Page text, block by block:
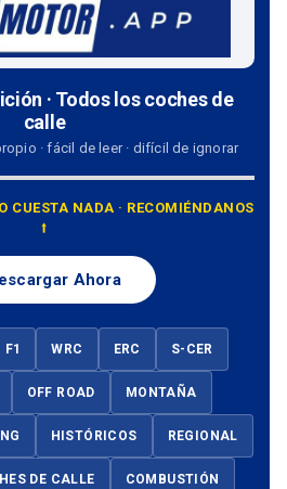
· Todos los coches de
calle
· fácil de leer · difícil de ignorar
CUESTA NADA · RECOMIÉNDANOS
⭡
Ahora
F1 WRC ERC S-CER
OFF ROAD MONTAÑA
HISTÓRICOS REGIONAL
DE CALLE COMBUSTIÓN